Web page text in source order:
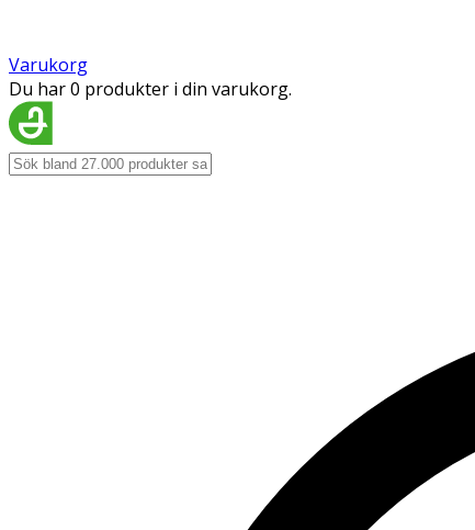
Varukorg
Du har 0 produkter i din varukorg.